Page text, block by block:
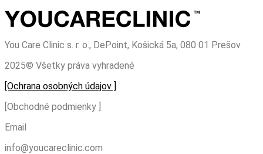
You Care Clinic s. r. o., DePoint, Košická 5a, 080 01 Prešov
2025© Všetky práva vyhradené
[Ochrana osobných údajov ]
[Obchodné podmienky ]
Email
info@youcareclinic.com